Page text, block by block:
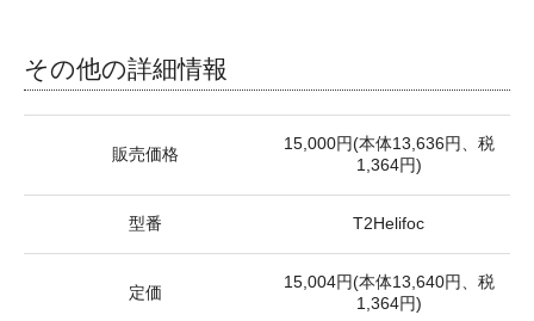
その他の詳細情報
販売価格
15,000円(本体13,636円、税
1,364円)
型番 T2Helifoc
定価
15,004円(本体13,640円、税
1,364円)